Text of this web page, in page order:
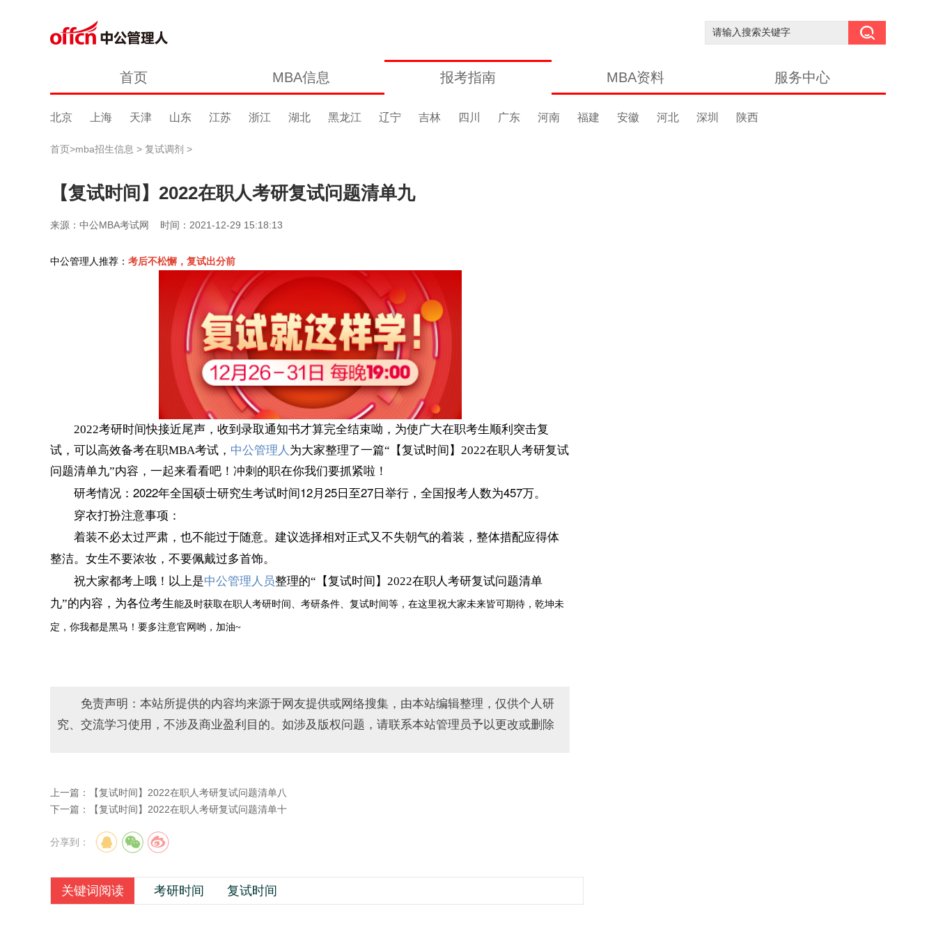
首页 MBA信息 报考指南 MBA资料 服务中心
北京 上海 天津 山东 江苏 浙江 湖北 黑龙江 辽宁 吉林 四川 广东 河南 福建 安徽 河北 深圳 陕西
首页>mba招生信息 > 复试调剂 >
【复试时间】2022在职人考研复试问题清单九
来源：中公MBA考试网 时间：2021-12-29 15:18:13
中公管理人推荐： 考后不松懈，复试出分前
2022考研时间快接近尾声，收到录取通知书才算完全结束呦，为使广大在职考生顺利突击复
试，可以高效备考在职MBA考试， 中公管理人 为大家整理了一篇“【复试时间】2022在职人考研复试
问题清单九”内容，一起来看看吧！冲刺的职在你我们要抓紧啦！
研考情况：2022年全国硕士研究生考试时间12月25日至27日举行，全国报考人数为457万。
穿衣打扮注意事项：
着装不必太过严肃，也不能过于随意。建议选择相对正式又不失朝气的着装，整体措配应得体
整洁。女生不要浓妆，不要佩戴过多首饰。
祝大家都考上哦！ 以上是中公管理人员整理的“ 【复试时间】2022在职人考研复试问题清单
九”的内容，为各位考生能及时获取在职人考研时间、考研条件、复试时间等 ，在这里祝大家未来皆可期待，乾坤未
定， 你我都是黑马！ 要多注意官网哟，加油~
免责声明：本站所提供的内容均来源于网友提供或网络搜集，由本站编辑整理，仅供个人研
究、交流学习使用，不涉及商业盈利目的。如涉及版权问题，请联系本站管理员予以更改或删除
上一篇：
【复试时间】2022在职人考研复试问题清单八
下一篇：
【复试时间】2022在职人考研复试问题清单十
分享到：
关键词阅读 考研时间 复试时间